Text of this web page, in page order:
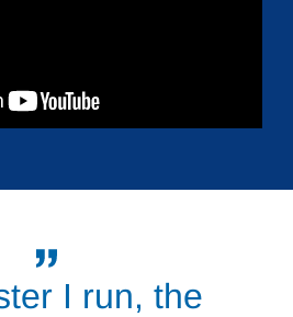
I run, the